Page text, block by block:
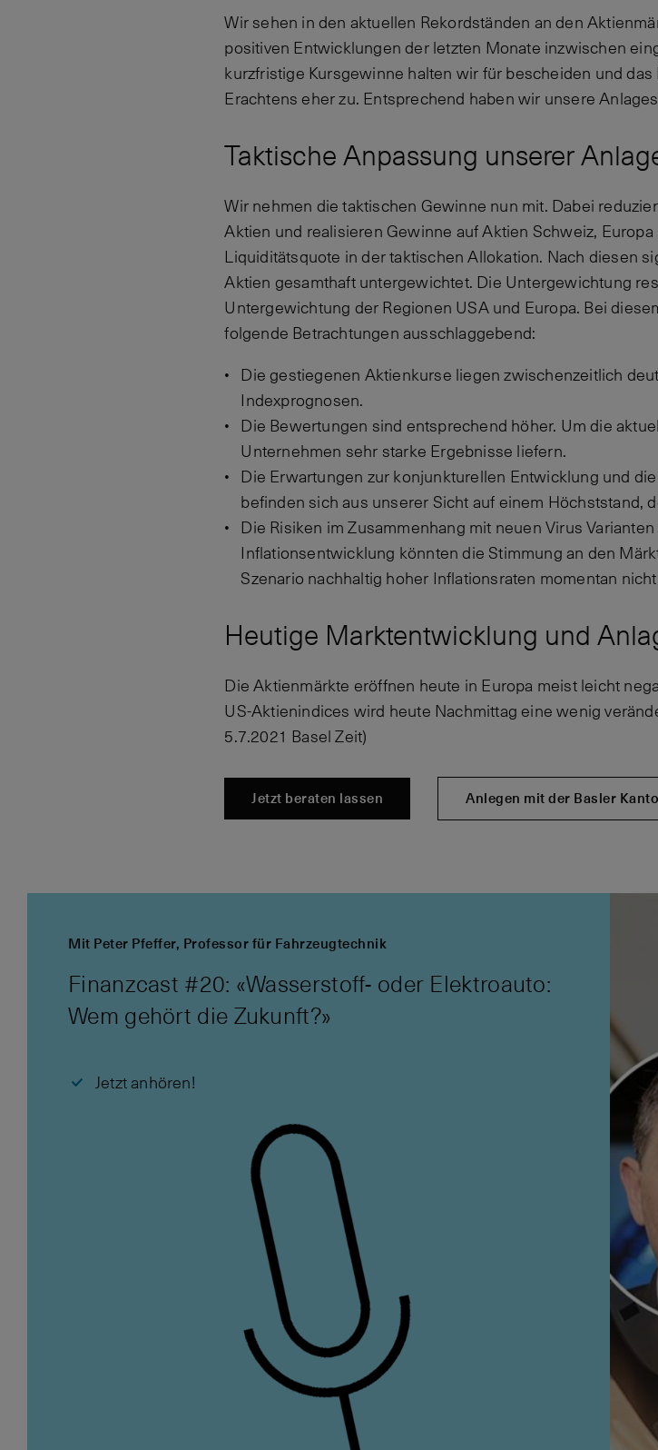
Wir sehen in den aktuellen Rekordständen an den
positiven Entwicklungen der letzten Monate inzwischen
kurzfristige Kursgewinne halten wir für bescheiden und
Erachtens eher zu. Entsprechend haben wir unsere
Taktische Anpassung unserer
Wir nehmen die taktischen Gewinne nun mit. Dabei
Aktien und realisieren Gewinne auf Aktien Schweiz,
Liquiditätsquote in der taktischen Allokation. Nach diesen
Aktien gesamthaft untergewichtet. Die Untergewichtung
Untergewichtung der Regionen USA und Europa. Bei
folgende Betrachtungen ausschlaggebend:
Die gestiegenen Aktienkurse liegen zwischenzeitlich
Indexprognosen.
Die Bewertungen sind entsprechend höher. Um die
Unternehmen sehr starke Ergebnisse liefern.
Die Erwartungen zur konjunkturellen Entwicklung und
befinden sich aus unserer Sicht auf einem Höchststand,
Die Risiken im Zusammenhang mit neuen Virus
Inflationsentwicklung könnten die Stimmung an den
Szenario nachhaltig hoher Inflationsraten momentan
Heutige Marktentwicklung und
Die Aktienmärkte eröffnen heute in Europa meist leicht
US-Aktienindices wird heute Nachmittag eine wenig
5.7.2021 Basel Zeit)
Jetzt beraten lassen Anlegen mit der Basler
Mit Peter Pfeffer, Professor für Fahrzeugtechnik
Finanzcast #20: «Wasserstoff- oder Elektroauto:
Wem gehört die Zukunft?»
Jetzt anhören!